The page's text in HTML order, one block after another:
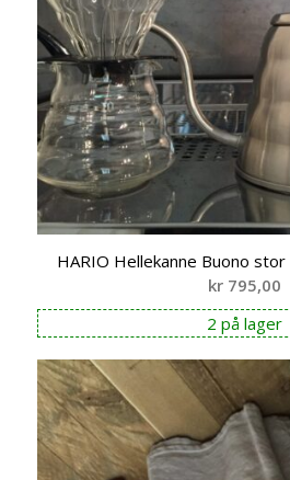
HARIO Hellekanne Buono
kr 795,00
2 på lager